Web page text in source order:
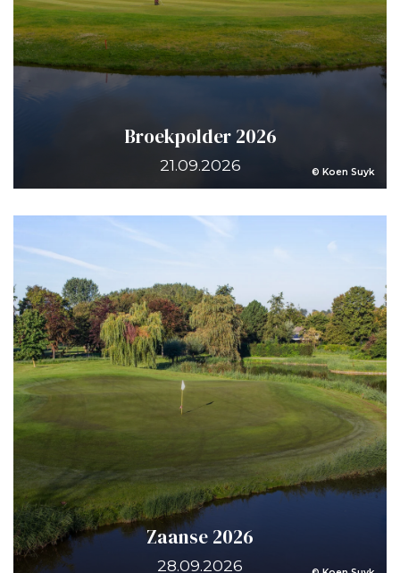
© Koen Suyk
Broekpolder 2026
21.09.2026
Zaanse 2026
28.09.2026